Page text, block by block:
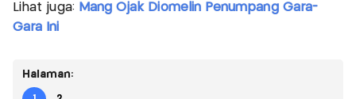
Lihat juga: Mang Ojak Diomelin Penumpang Gara-
Gara Ini
Halaman: